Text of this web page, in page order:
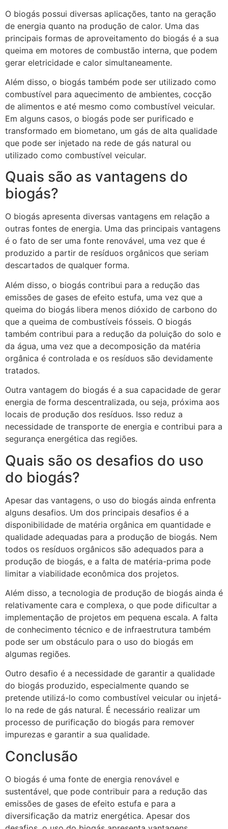
O biogás possui diversas aplicações, tanto na geração
de energia quanto na produção de calor. Uma das
principais formas de aproveitamento do biogás é a sua
queima em motores de combustão interna, que podem
gerar eletricidade e calor simultaneamente.
Além disso, o biogás também pode ser utilizado como
combustível para aquecimento de ambientes, cocção
de alimentos e até mesmo como combustível veicular.
Em alguns casos, o biogás pode ser purificado e
transformado em biometano, um gás de alta qualidade
que pode ser injetado na rede de gás natural ou
utilizado como combustível veicular.
Quais são as vantagens do
biogás?
O biogás apresenta diversas vantagens em relação a
outras fontes de energia. Uma das principais vantagens
é o fato de ser uma fonte renovável, uma vez que é
produzido a partir de resíduos orgânicos que seriam
descartados de qualquer forma.
Além disso, o biogás contribui para a redução das
emissões de gases de efeito estufa, uma vez que a
queima do biogás libera menos dióxido de carbono do
que a queima de combustíveis fósseis. O biogás
também contribui para a redução da poluição do solo e
da água, uma vez que a decomposição da matéria
orgânica é controlada e os resíduos são devidamente
tratados.
Outra vantagem do biogás é a sua capacidade de gerar
energia de forma descentralizada, ou seja, próxima aos
locais de produção dos resíduos. Isso reduz a
necessidade de transporte de energia e contribui para a
segurança energética das regiões.
Quais são os desafios do uso
do biogás?
Apesar das vantagens, o uso do biogás ainda enfrenta
alguns desafios. Um dos principais desafios é a
disponibilidade de matéria orgânica em quantidade e
qualidade adequadas para a produção de biogás. Nem
todos os resíduos orgânicos são adequados para a
produção de biogás, e a falta de matéria-prima pode
limitar a viabilidade econômica dos projetos.
Além disso, a tecnologia de produção de biogás ainda é
relativamente cara e complexa, o que pode dificultar a
implementação de projetos em pequena escala. A falta
de conhecimento técnico e de infraestrutura também
pode ser um obstáculo para o uso do biogás em
algumas regiões.
Outro desafio é a necessidade de garantir a qualidade
do biogás produzido, especialmente quando se
pretende utilizá-lo como combustível veicular ou injetá-
lo na rede de gás natural. É necessário realizar um
processo de purificação do biogás para remover
impurezas e garantir a sua qualidade.
Conclusão
O biogás é uma fonte de energia renovável e
sustentável, que pode contribuir para a redução das
emissões de gases de efeito estufa e para a
diversificação da matriz energética. Apesar dos